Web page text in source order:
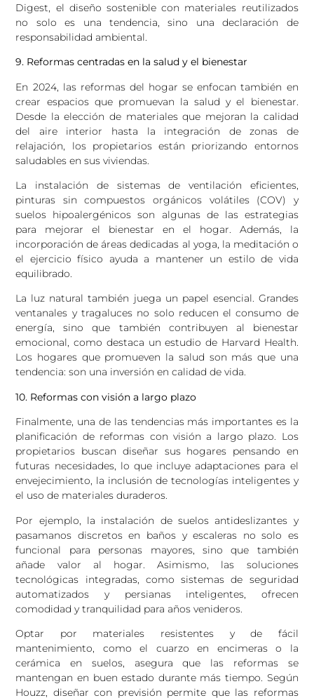
Digest, el diseño sostenible con materiales reutilizados
no solo es una tendencia, sino una declaración de
responsabilidad ambiental.
9. Reformas centradas en la salud y el bienestar
En 2024, las reformas del hogar se enfocan también en
crear espacios que promuevan la salud y el bienestar.
Desde la elección de materiales que mejoran la calidad
del aire interior hasta la integración de zonas de
relajación, los propietarios están priorizando entornos
saludables en sus viviendas.
La instalación de sistemas de ventilación eficientes,
pinturas sin compuestos orgánicos volátiles (COV) y
suelos hipoalergénicos son algunas de las estrategias
para mejorar el bienestar en el hogar. Además, la
incorporación de áreas dedicadas al yoga, la meditación o
el ejercicio físico ayuda a mantener un estilo de vida
equilibrado.
La luz natural también juega un papel esencial. Grandes
ventanales y tragaluces no solo reducen el consumo de
energía, sino que también contribuyen al bienestar
emocional, como destaca un estudio de Harvard Health.
Los hogares que promueven la salud son más que una
tendencia: son una inversión en calidad de vida.
10. Reformas con visión a largo plazo
Finalmente, una de las tendencias más importantes es la
planificación de reformas con visión a largo plazo. Los
propietarios buscan diseñar sus hogares pensando en
futuras necesidades, lo que incluye adaptaciones para el
envejecimiento, la inclusión de tecnologías inteligentes y
el uso de materiales duraderos.
Por ejemplo, la instalación de suelos antideslizantes y
pasamanos discretos en baños y escaleras no solo es
funcional para personas mayores, sino que también
añade valor al hogar. Asimismo, las soluciones
tecnológicas integradas, como sistemas de seguridad
automatizados y persianas inteligentes, ofrecen
comodidad y tranquilidad para años venideros.
Optar por materiales resistentes y de fácil
mantenimiento, como el cuarzo en encimeras o la
cerámica en suelos, asegura que las reformas se
mantengan en buen estado durante más tiempo. Según
Houzz, diseñar con previsión permite que las reformas